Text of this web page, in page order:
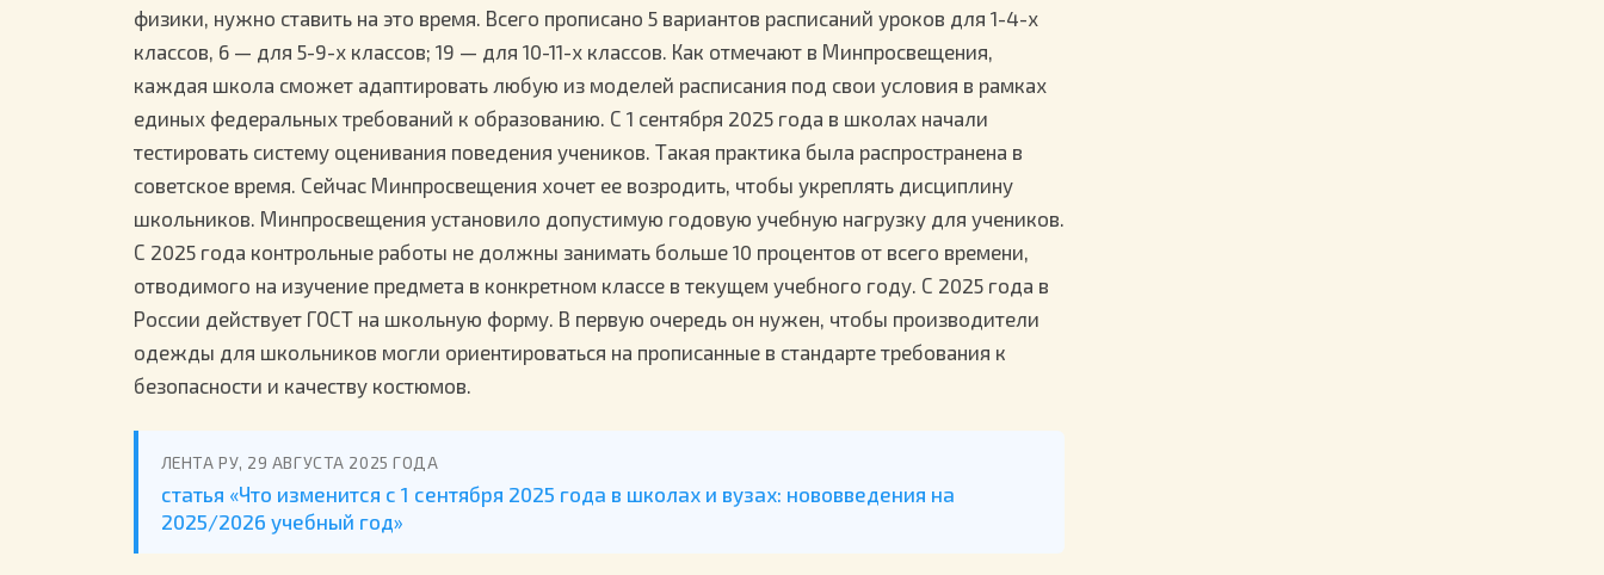
физики, нужно ставить на это время. Всего прописано 5 вариантов расписаний уроков для 1-4-х
классов, 6 — для 5-9-х классов; 19 — для 10-11-х классов. Как отмечают в Минпросвещения,
каждая школа сможет адаптировать любую из моделей расписания под свои условия в рамках
единых федеральных требований к образованию. С 1 сентября 2025 года в школах начали
тестировать систему оценивания поведения учеников. Такая практика была распространена в
советское время. Сейчас Минпросвещения хочет ее возродить, чтобы укреплять дисциплину
школьников. Минпросвещения установило допустимую годовую учебную нагрузку для учеников.
С 2025 года контрольные работы не должны занимать больше 10 процентов от всего времени,
отводимого на изучение предмета в конкретном классе в текущем учебного году. С 2025 года в
России действует ГОСТ на школьную форму. В первую очередь он нужен, чтобы производители
одежды для школьников могли ориентироваться на прописанные в стандарте требования к
безопасности и качеству костюмов.
ЛЕНТА РУ, 29 АВГУСТА 2025 ГОДА
статья «Что изменится с 1 сентября 2025 года в школах и вузах: нововведения на
2025/2026 учебный год»